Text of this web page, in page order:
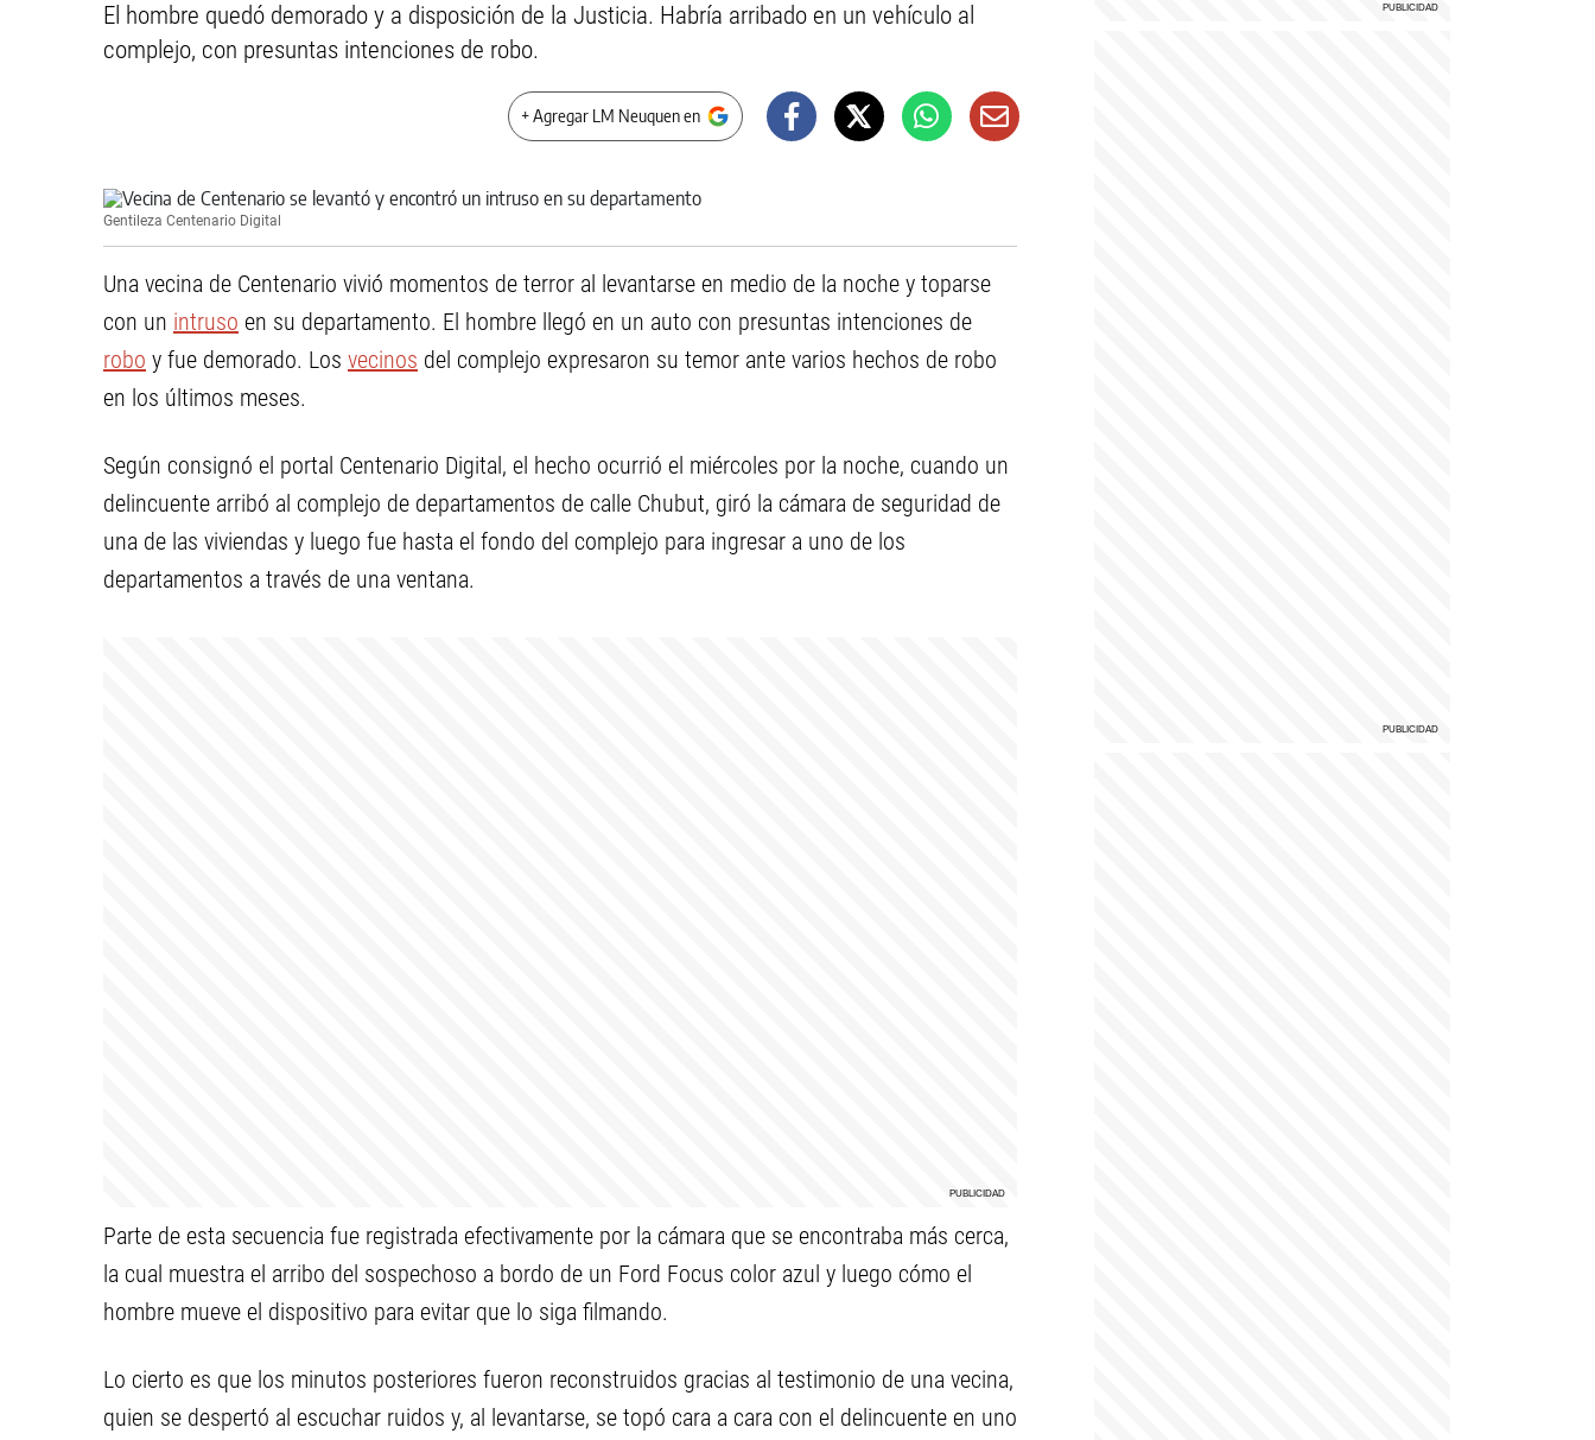
El hombre quedó demorado y a disposición de la Justicia. Habría arribado en un vehículo al
complejo, con presuntas intenciones de robo.
+ Agregar LM Neuquen en
Gentileza Centenario Digital
Una vecina de Centenario vivió momentos de terror al levantarse en medio de la noche y toparse
con un intruso en su departamento. El hombre llegó en un auto con presuntas intenciones de
robo y fue demorado. Los vecinos del complejo expresaron su temor ante varios hechos de robo
en los últimos meses.
Según consignó el portal Centenario Digital, el hecho ocurrió el miércoles por la noche, cuando un
delincuente arribó al complejo de departamentos de calle Chubut, giró la cámara de seguridad de
una de las viviendas y luego fue hasta el fondo del complejo para ingresar a uno de los
departamentos a través de una ventana.
Parte de esta secuencia fue registrada efectivamente por la cámara que se encontraba más cerca,
la cual muestra el arribo del sospechoso a bordo de un Ford Focus color azul y luego cómo el
hombre mueve el dispositivo para evitar que lo siga filmando.
Lo cierto es que los minutos posteriores fueron reconstruidos gracias al testimonio de una vecina,
quien se despertó al escuchar ruidos y, al levantarse, se topó cara a cara con el delincuente en uno